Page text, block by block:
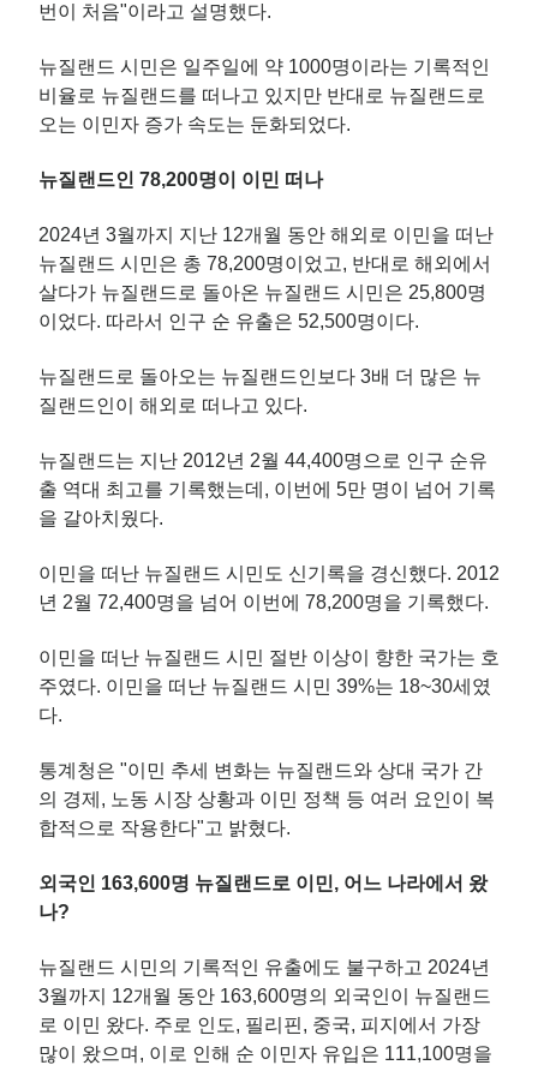
번이 처음"이라고 설명했다.
뉴질랜드 시민은 일주일에 약 1000명이라는 기록적인
비율로 뉴질랜드를 떠나고 있지만 반대로 뉴질랜드로
오는 이민자 증가 속도는 둔화되었다.
뉴질랜드인 78,200명이 이민 떠나
2024년 3월까지 지난 12개월 동안 해외로 이민을 떠난
뉴질랜드 시민은 총 78,200명이었고, 반대로 해외에서
살다가 뉴질랜드로 돌아온 뉴질랜드 시민은 25,800명
이었다. 따라서 인구 순 유출은 52,500명이다.
뉴질랜드로 돌아오는 뉴질랜드인보다 3배 더 많은 뉴
질랜드인이 해외로 떠나고 있다.
뉴질랜드는 지난 2012년 2월 44,400명으로 인구 순유
출 역대 최고를 기록했는데, 이번에 5만 명이 넘어 기록
을 갈아치웠다.
이민을 떠난 뉴질랜드 시민도 신기록을 경신했다. 2012
년 2월 72,400명을 넘어 이번에 78,200명을 기록했다.
이민을 떠난 뉴질랜드 시민 절반 이상이 향한 국가는 호
주였다. 이민을 떠난 뉴질랜드 시민 39%는 18~30세였
다.
통계청은 "이민 추세 변화는 뉴질랜드와 상대 국가 간
의 경제, 노동 시장 상황과 이민 정책 등 여러 요인이 복
합적으로 작용한다"고 밝혔다.
외국인 163,600명 뉴질랜드로 이민, 어느 나라에서 왔
나?
뉴질랜드 시민의 기록적인 유출에도 불구하고 2024년
3월까지 12개월 동안 163,600명의 외국인이 뉴질랜드
로 이민 왔다. 주로 인도, 필리핀, 중국, 피지에서 가장
많이 왔으며, 이로 인해 순 이민자 유입은 111,100명을